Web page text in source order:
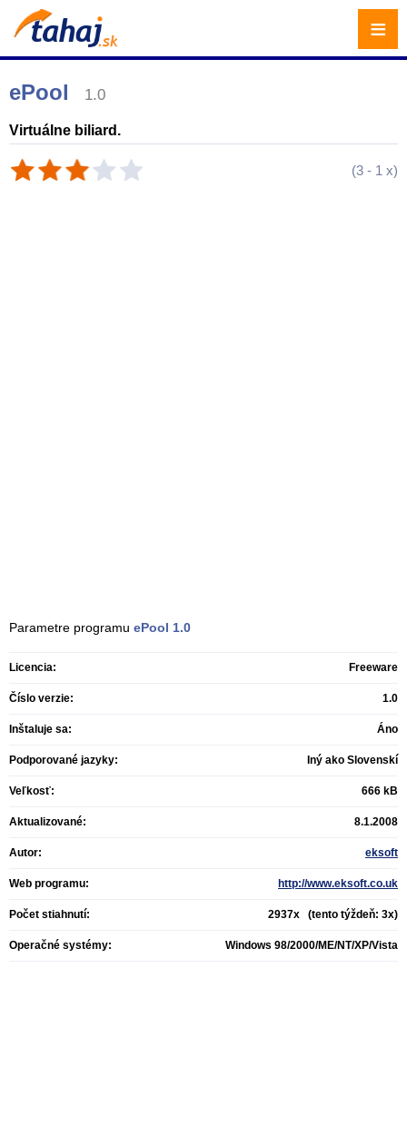
ePool 1.0
Virtuálne biliard.
(3 - 1 x)
Parametre programu ePool 1.0
Licencia: Freeware
Číslo verzie: 1.0
Inštaluje sa: Áno
Podporované jazyky: Iný ako Slovenskí
Veľkosť: 666 kB
Aktualizované: 8.1.2008
Autor: eksoft
Web programu: http://www.eksoft.co.uk
Počet stiahnutí: 2937x (tento týždeň: 3x)
Operačné systémy: Windows 98/2000/ME/NT/XP/Vista
≡